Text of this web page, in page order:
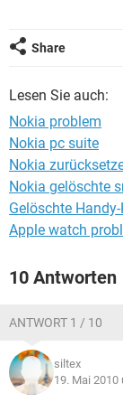
Share
Lesen Sie auch:
Nokia problem
Nokia pc suite
Nokia
Nokia gelöschte
Gelöschte
Apple watch
10 Antworten
ANTWORT 1 / 10
siltex
19. Mai 2010